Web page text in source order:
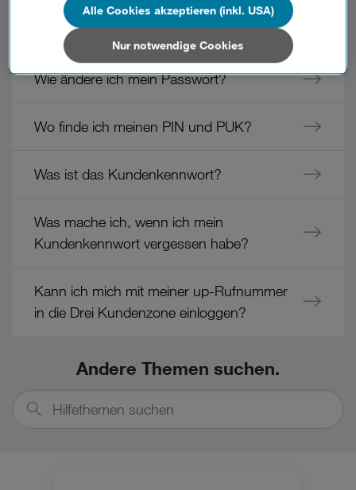
Kennwörter
ich bei der Aktivierung verwendet habe und
wie kann ich die Login-Methode ändern?
Wie ändere ich mein Passwort?
Wo finde ich meinen PIN und PUK?
Was ist das Kundenkennwort?
Was mache ich, wenn ich mein
Kundenkennwort vergessen habe?
Kann ich mich mit meiner up-Rufnummer
in die Drei Kundenzone einloggen?
Andere Themen suchen.
suchen
Wenn Sie allen Cookies zustimmen, werden auch Cookies
von Drittanbietern verarbeitet, die Ihre Daten in Ländern
außerhalb der europäischen Union (z.B. in den USA)
verarbeiten. Sie unterliegen keinem EU-konformen
Datenschutzniveau und es stehen keine wirksamen
Cookies von Unternehmen in Drittstaaten, die ein ähnliches
Unternehmen behandelt.
Sie nur jene Cookies im Einsatz, die zur Funktion dieser
Website unerlässlich sind.
Nur notwendige Cookies
Alle Cookies akzeptieren (inkl. USA)